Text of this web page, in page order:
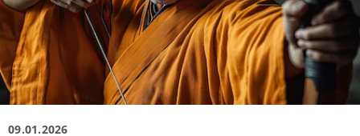
09.01.2026